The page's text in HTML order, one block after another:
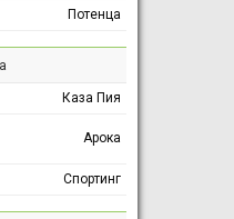
Потенца
Каза Пия
Арока
Спортинг